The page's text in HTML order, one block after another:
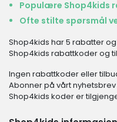
Populære Shop4kids
Ofte stilte spørsmål
Shop4kids har 5 rabatter
Shop4kids rabattkoder og
Ingen rabattkoder eller
Abonner på vårt
Shop4kids koder er